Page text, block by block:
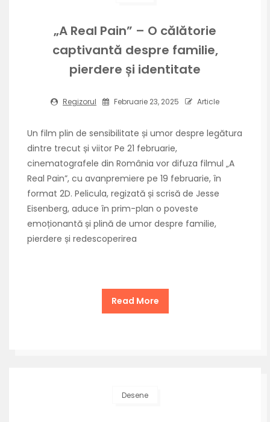
„A Real Pain” – O călătorie
captivantă despre familie,
pierdere și identitate
Regizorul Februarie 23, 2025 Article
Un film plin de sensibilitate și umor despre legătura
dintre trecut și viitor Pe 21 februarie,
cinematografele din România vor difuza filmul „A
Real Pain”, cu avanpremiere pe 19 februarie, în
format 2D. Pelicula, regizată și scrisă de Jesse
Eisenberg, aduce în prim-plan o poveste
emoționantă și plină de umor despre familie,
pierdere și redescoperirea
Read More
Desene